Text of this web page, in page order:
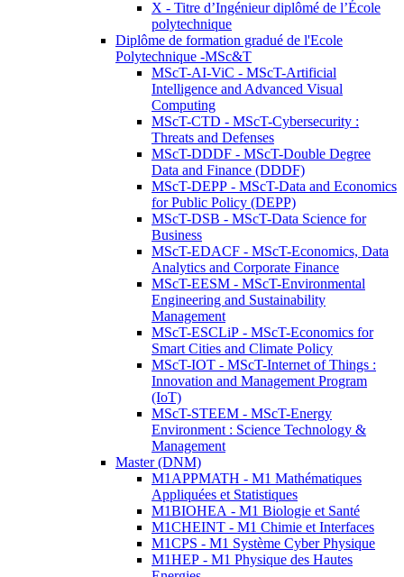
X - Titre d’Ingénieur diplômé de l’École
polytechnique
Diplôme de formation gradué de l'Ecole
Polytechnique -MSc&T
MScT-AI-ViC - MScT-Artificial
Intelligence and Advanced Visual
Computing
MScT-CTD - MScT-Cybersecurity :
Threats and Defenses
MScT-DDDF - MScT-Double Degree
Data and Finance (DDDF)
MScT-DEPP - MScT-Data and Economics
for Public Policy (DEPP)
MScT-DSB - MScT-Data Science for
Business
MScT-EDACF - MScT-Economics, Data
Analytics and Corporate Finance
MScT-EESM - MScT-Environmental
Engineering and Sustainability
Management
MScT-ESCLiP - MScT-Economics for
Smart Cities and Climate Policy
MScT-IOT - MScT-Internet of Things :
Innovation and Management Program
(IoT)
MScT-STEEM - MScT-Energy
Environment : Science Technology &
Management
Master (DNM)
M1APPMATH - M1 Mathématiques
Appliquées et Statistiques
M1BIOHEA - M1 Biologie et Santé
M1CHEINT - M1 Chimie et Interfaces
M1CPS - M1 Système Cyber Physique
M1HEP - M1 Physique des Hautes